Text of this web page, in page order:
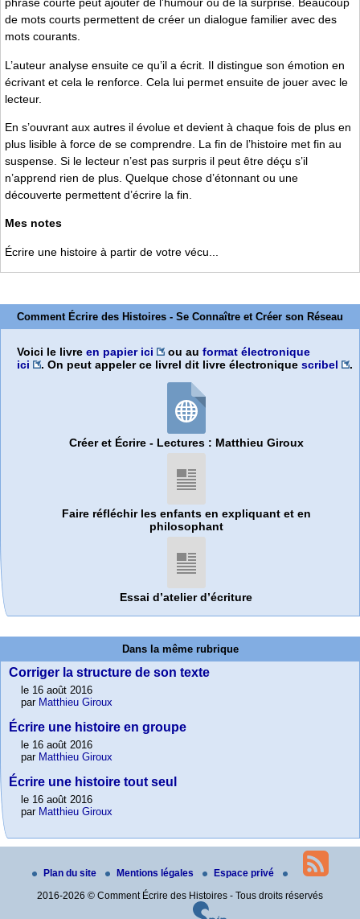
phrase courte peut ajouter de l’humour ou de la surprise. Beaucoup
de mots courts permettent de créer un dialogue familier avec des
mots courants.
L’auteur analyse ensuite ce qu’il a écrit. Il distingue son émotion en
écrivant et cela le renforce. Cela lui permet ensuite de jouer avec le
lecteur.
En s’ouvrant aux autres il évolue et devient à chaque fois de plus en
plus lisible à force de se comprendre. La fin de l’histoire met fin au
suspense. Si le lecteur n’est pas surpris il peut être déçu s’il
n’apprend rien de plus. Quelque chose d’étonnant ou une
découverte permettent d’écrire la fin.
Mes notes
Écrire une histoire à partir de votre vécu...
Comment Écrire des Histoires - Se Connaître et Créer son Réseau
Voici le livre en papier ici ou au format électronique
ici
. On peut appeler ce livrel dit livre électronique scribel .
Créer et Écrire - Lectures : Matthieu Giroux
Faire réfléchir les enfants en expliquant et en
philosophant
Essai d’atelier d’écriture
Dans la même rubrique
Corriger la structure de son texte
le 16 août 2016
par Matthieu Giroux
Écrire une histoire en groupe
le 16 août 2016
par Matthieu Giroux
Écrire une histoire tout seul
le 16 août 2016
par Matthieu Giroux
Plan du site Mentions légales
Espace privé
2016-2026 © Comment Écrire des Histoires - Tous droits réservés